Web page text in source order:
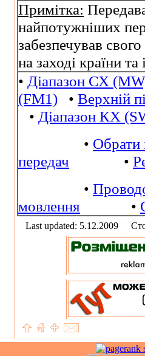
Примітка:
найпотужніших
забезпечував
на заході країни
• Діапазон СХ
(FM1) • Верхній
• Діапазон КХ
• Обрати
передач •
•
мовлення •
Last updated: 5.12.2009